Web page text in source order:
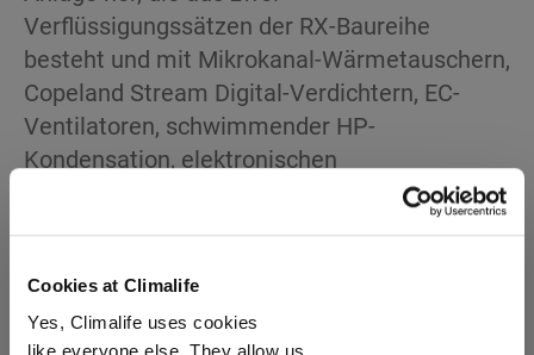
Cookies at Climalife
Yes, Climalife uses cookies
Verflüssigungssätzen der RX-Baureihe
besteht und mit Mikrokanal-Wärmetauschern,
Copeland Stream Digital-Verdichtern, EC-
Ventilatoren, schwimmender HP-
Kondensation, elektronischen
Expansionsventilen zur Versorgung der
Zur Versorgung der neuen 3.495 m³ großen
Roboterkammer wurden 70 kg R-455A mit